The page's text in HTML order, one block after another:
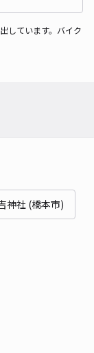
しています。バイク
神社 (橋本市)